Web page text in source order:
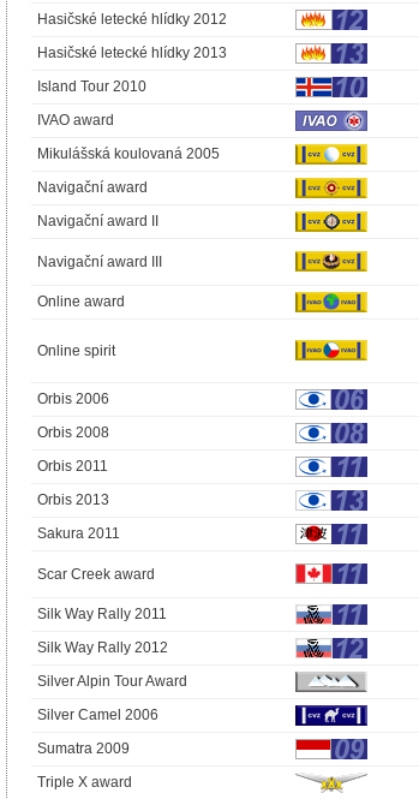
Hasičské letecké hlídky 2012
Hasičské letecké hlídky 2013
Island Tour 2010
IVAO award
Mikulášská koulovaná 2005
Navigační award
Navigační award II
Navigační award III
Online award
Online spirit
Orbis 2006
Orbis 2008
Orbis 2011
Orbis 2013
Sakura 2011
Scar Creek award
Silk Way Rally 2011
Silk Way Rally 2012
Silver Alpin Tour Award
Silver Camel 2006
Sumatra 2009
Triple X award